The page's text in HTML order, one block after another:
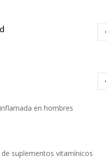
en hombres
suplementos vitamínicos